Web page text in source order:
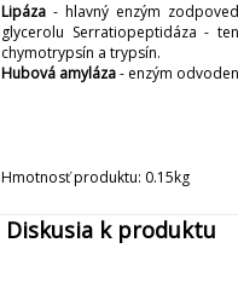
Lipáza- hlavný enzým
glycerolu Serratiopeptidáza -
chymotrypsín a trypsín.
Hubová amyláza- enzým
Hmotnosť produktu: 0.15kg
Diskusia k produktu